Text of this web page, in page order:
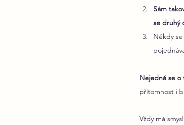
Sám
se druhý
Někdy
Nejedná se o
přítomnost i
Vždy má